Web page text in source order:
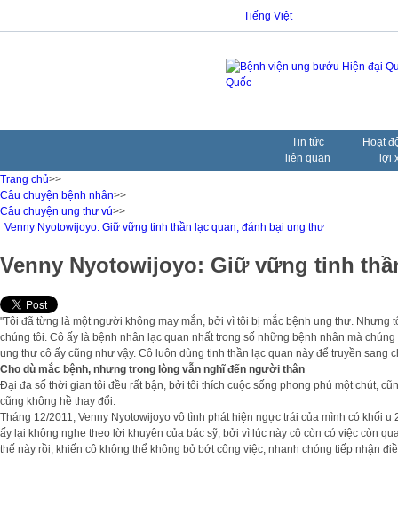
Tiếng Việt
Tin tức
liên quan
Hoạt
lợi
Trang chủ>>
Câu chuyện bệnh nhân>>
Câu chuyện ung thư vú>>
Venny Nyotowijoyo: Giữ vững tinh thần lạc quan, đánh bại ung thư
Venny Nyotowijoyo: Giữ vững tinh
"Tôi đã từng là một người không may mắn, bởi vì tôi bị mắc bệnh ung thư.
chúng tôi. Cô ấy là bệnh nhân lạc quan nhất trong số những bệnh nhân mà
ung thư cô ấy cũng như vậy. Cô luôn dùng tinh thần lạc quan này để truyền sang
Cho dù mắc bệnh, nhưng trong lòng vẫn nghĩ đến người thân
Đại đa số thời gian tôi đều rất bận, bởi tôi thích cuộc sống phong phú một chút,
cũng không hề thay đổi.
Tháng 12/2011, Venny Nyotowijoyo vô tình phát hiện ngực trái của mình có khối
ấy lại không nghe theo lời khuyên của bác sỹ, bởi vì lúc này cô còn có việc còn
thế này rồi, khiến cô không thể không bỏ bớt công việc, nhanh chóng tiếp nhận